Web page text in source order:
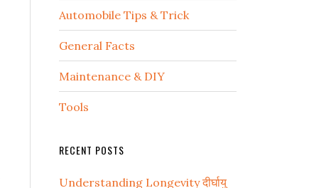
Automobile Tips & Trick
General Facts
Maintenance & DIY
Tools
RECENT POSTS
Understanding Longevity दीर्घायु